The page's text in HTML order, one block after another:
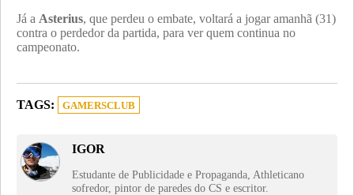
Já a Asterius, que perdeu o embate, voltará a jogar amanhã (31)
contra o perdedor da partida, para ver quem continua no
campeonato.
TAGS: GAMERSCLUB
IGOR
Estudante de Publicidade e Propaganda, Athleticano
sofredor, pintor de paredes do CS e escritor.